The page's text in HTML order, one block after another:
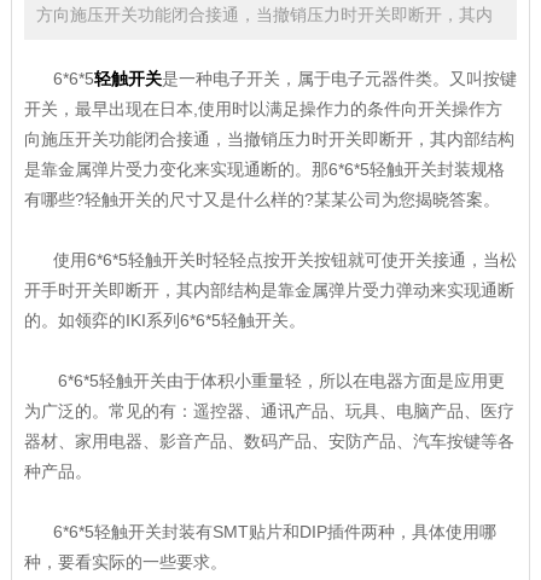
方向施压开关功能闭合接通，当撤销压力时开关即断开，其内
6*6*5轻触开关是一种电子开关，属于电子元器件类。又叫按键
开关，最早出现在日本,使用时以满足操作力的条件向开关操作方
向施压开关功能闭合接通，当撤销压力时开关即断开，其内部结构
是靠金属弹片受力变化来实现通断的。那6*6*5轻触开关封装规格
有哪些?轻触开关的尺寸又是什么样的?某某公司为您揭晓答案。
使用6*6*5轻触开关时轻轻点按开关按钮就可使开关接通，当松
开手时开关即断开，其内部结构是靠金属弹片受力弹动来实现通断
的。如领弈的IKI系列6*6*5轻触开关。
6*6*5轻触开关由于体积小重量轻，所以在电器方面是应用更
为广泛的。常见的有：遥控器、通讯产品、玩具、电脑产品、医疗
器材、家用电器、影音产品、数码产品、安防产品、汽车按键等各
种产品。
6*6*5轻触开关封装有SMT贴片和DIP插件两种，具体使用哪
种，要看实际的一些要求。